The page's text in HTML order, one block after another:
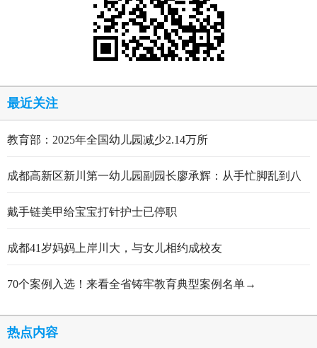
最近关注
教育部：2025年全国幼儿园减少2.14万所
成都高新区新川第一幼儿园副园长廖承辉：从手忙脚乱到八
戴手链美甲给宝宝打针护士已停职
成都41岁妈妈上岸川大，与女儿相约成校友
70个案例入选！来看全省铸牢教育典型案例名单→
热点内容